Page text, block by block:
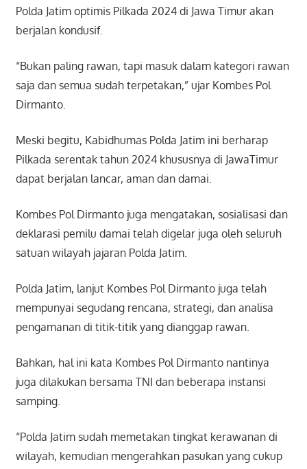
Polda Jatim optimis Pilkada 2024 di Jawa Timur akan
berjalan kondusif.
“Bukan paling rawan, tapi masuk dalam kategori rawan
saja dan semua sudah terpetakan,” ujar Kombes Pol
Dirmanto.
Meski begitu, Kabidhumas Polda Jatim ini berharap
Pilkada serentak tahun 2024 khususnya di JawaTimur
dapat berjalan lancar, aman dan damai.
Kombes Pol Dirmanto juga mengatakan, sosialisasi dan
deklarasi pemilu damai telah digelar juga oleh seluruh
satuan wilayah jajaran Polda Jatim.
Polda Jatim, lanjut Kombes Pol Dirmanto juga telah
mempunyai segudang rencana, strategi, dan analisa
pengamanan di titik-titik yang dianggap rawan.
Bahkan, hal ini kata Kombes Pol Dirmanto nantinya
juga dilakukan bersama TNI dan beberapa instansi
samping.
“Polda Jatim sudah memetakan tingkat kerawanan di
wilayah, kemudian mengerahkan pasukan yang cukup